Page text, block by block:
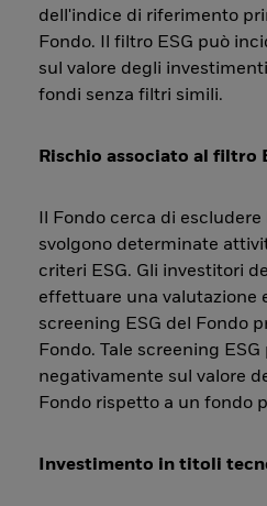
dell'indice di riferimento
Fondo. Il filtro ESG può
sul valore degli
fondi senza filtri simili.
Rischio associato al filtro
Il Fondo cerca di
svolgono determinate
criteri ESG. Gli investitori
effettuare una valutazione
screening ESG del Fondo
Fondo. Tale screening
negativamente sul valore
Fondo rispetto a un fondo
Investimento in titoli